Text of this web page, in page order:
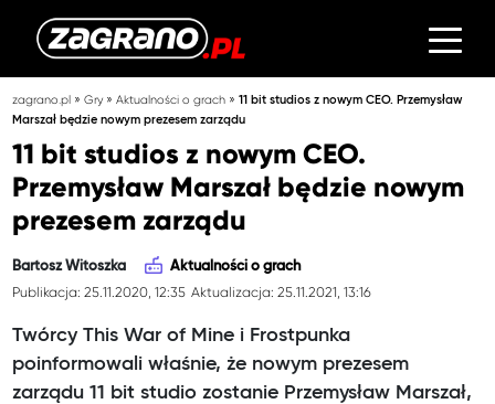
zagrano.pl »Gry»Aktualności o grach »11 bit studios z nowym CEO. Przemysław
Marszał będzie nowym prezesem zarządu
11 bit studios z nowym CEO.
Przemysław Marszał będzie nowym
prezesem zarządu
Bartosz Witoszka Aktualności o grach
Publikacja: 25.11.2020, 12:35 Aktualizacja: 25.11.2021, 13:16
Twórcy This War of Mine i Frostpunka
poinformowali właśnie, że nowym prezesem
zarządu 11 bit studio zostanie Przemysław Marszał,